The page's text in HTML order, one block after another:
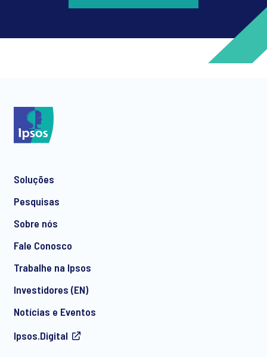
*
marketing por e-mail sobre produtos e serviços, incluindo
Soluções
Pesquisas
Sobre nós
Fale Conosco
Trabalhe na Ipsos
Investidores (EN)
Notícias e Eventos
Ipsos.Digital